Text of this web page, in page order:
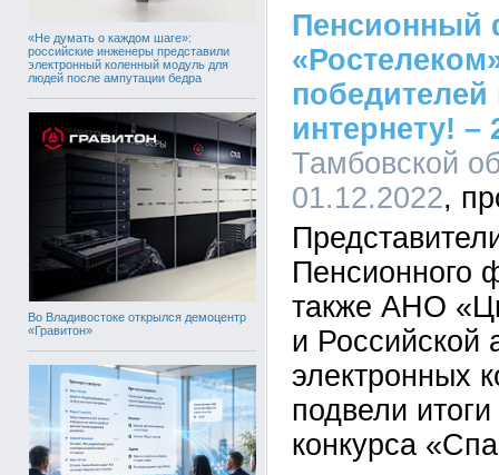
«Не думать о каждом шаге»:
российские инженеры представили
электронный коленный модуль для
людей после ампутации бедра
Во Владивостоке открылся демоцентр
«Гравитон»
Пенсионный
интернету! –
Тамбовской
01.12.2022
Пенсионного
также АНО
и Российской
электронных
подвели
конкурса